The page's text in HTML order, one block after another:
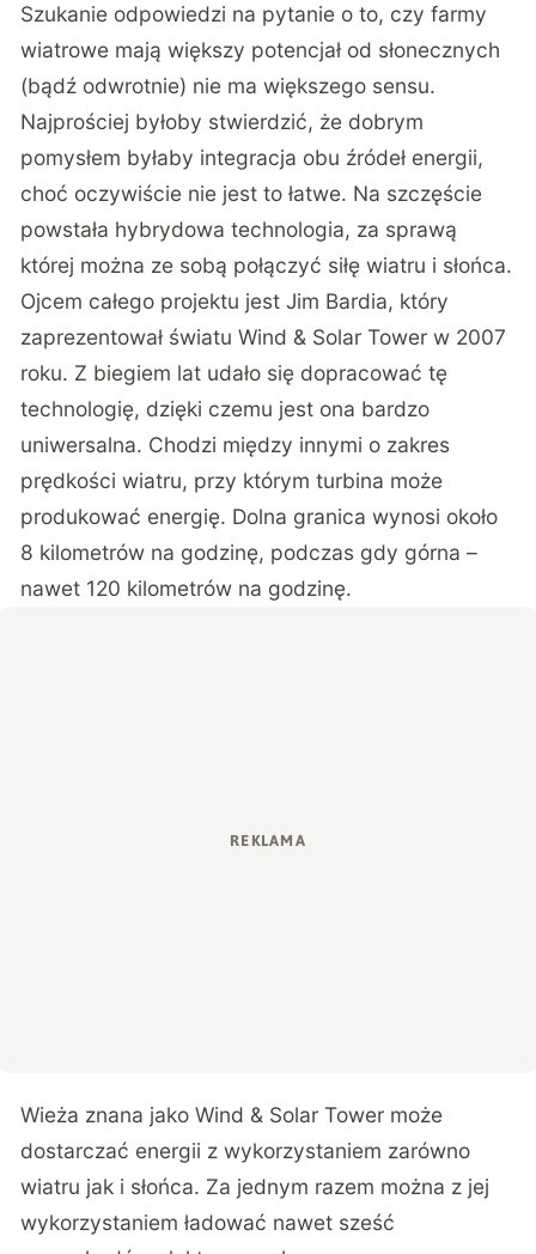
Szukanie odpowiedzi na pytanie o to, czy farmy
wiatrowe mają większy potencjał od słonecznych
(bądź odwrotnie) nie ma większego sensu.
Najprościej byłoby stwierdzić, że dobrym
pomysłem byłaby integracja obu źródeł energii,
choć oczywiście nie jest to łatwe. Na szczęście
powstała hybrydowa technologia, za sprawą
której można ze sobą połączyć siłę wiatru i słońca.
Ojcem całego projektu jest Jim Bardia, który
zaprezentował światu Wind & Solar Tower w 2007
roku. Z biegiem lat udało się dopracować tę
technologię, dzięki czemu jest ona bardzo
uniwersalna. Chodzi między innymi o zakres
prędkości wiatru, przy którym turbina może
produkować energię. Dolna granica wynosi około
8 kilometrów na godzinę, podczas gdy górna –
nawet 120 kilometrów na godzinę.
Wieża znana jako Wind & Solar Tower może
dostarczać energii z wykorzystaniem zarówno
wiatru jak i słońca. Za jednym razem można z jej
wykorzystaniem ładować nawet sześć